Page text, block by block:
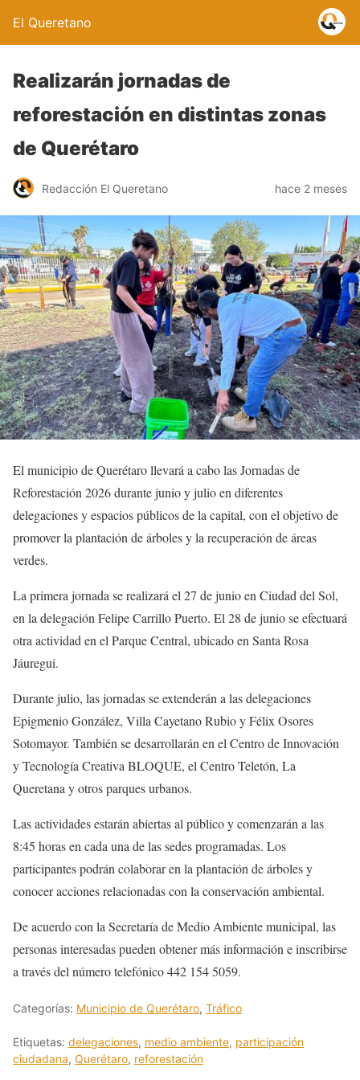
El Queretano
Realizarán jornadas de
reforestación en distintas zonas
de Querétaro
Redacción El Queretano hace 2 meses
El municipio de Querétaro llevará a cabo las Jornadas de
Reforestación 2026 durante junio y julio en diferentes
delegaciones y espacios públicos de la capital, con el objetivo de
promover la plantación de árboles y la recuperación de áreas
verdes.
La primera jornada se realizará el 27 de junio en Ciudad del Sol,
en la delegación Felipe Carrillo Puerto. El 28 de junio se efectuará
otra actividad en el Parque Central, ubicado en Santa Rosa
Jáuregui.
Durante julio, las jornadas se extenderán a las delegaciones
Epigmenio González, Villa Cayetano Rubio y Félix Osores
Sotomayor. También se desarrollarán en el Centro de Innovación
y Tecnología Creativa BLOQUE, el Centro Teletón, La
Queretana y otros parques urbanos.
Las actividades estarán abiertas al público y comenzarán a las
8:45 horas en cada una de las sedes programadas. Los
participantes podrán colaborar en la plantación de árboles y
conocer acciones relacionadas con la conservación ambiental.
De acuerdo con la Secretaría de Medio Ambiente municipal, las
personas interesadas pueden obtener más información e inscribirse
a través del número telefónico 442 154 5059.
Categorías: Municipio de Querétaro, Tráfico
Etiquetas: delegaciones, medio ambiente, participación
ciudadana, Querétaro, reforestación